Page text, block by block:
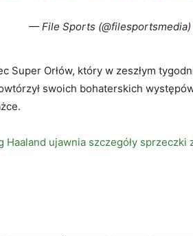
— File Sports (@filesportsmedia)
Super Orłów, który w zeszłym
swoich bohaterskich
Haaland ujawnia szczegóły sprzeczki